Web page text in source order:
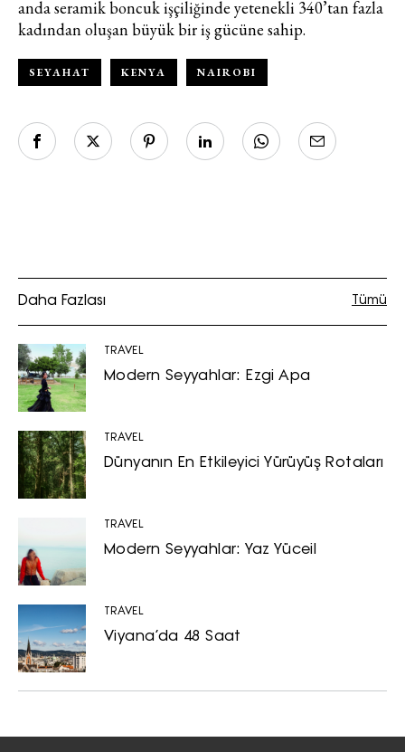
anda seramik boncuk işçiliğinde yetenekli 340’tan fazla
kadından oluşan büyük bir iş gücüne sahip.
SEYAHAT KENYA NAIROBI
Daha Fazlası Tümü
TRAVEL
Modern Seyyahlar: Ezgi Apa
TRAVEL
Dünyanın En Etkileyici Yürüyüş Rotaları
TRAVEL
Modern Seyyahlar: Yaz Yüceil
TRAVEL
Viyana’da 48 Saat